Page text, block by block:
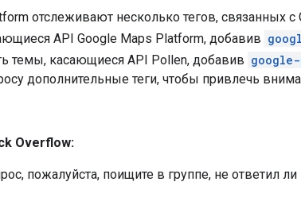
отслеживают несколько тегов, связанных с
API Google Maps Platform, добавив
темы, касающиеся API Pollen, добавив
дополнительные теги, чтобы привлечь
Overflow:
пожалуйста, поищите в группе, не ответил